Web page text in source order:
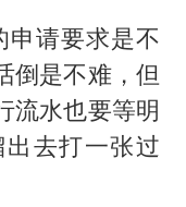
申请要求是不
倒是不难，但
流水也要等明
去打一张过